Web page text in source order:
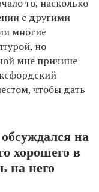
то, насколько
с другими
многие
но
мне причине
чтобы дать
на
хорошего в
на него